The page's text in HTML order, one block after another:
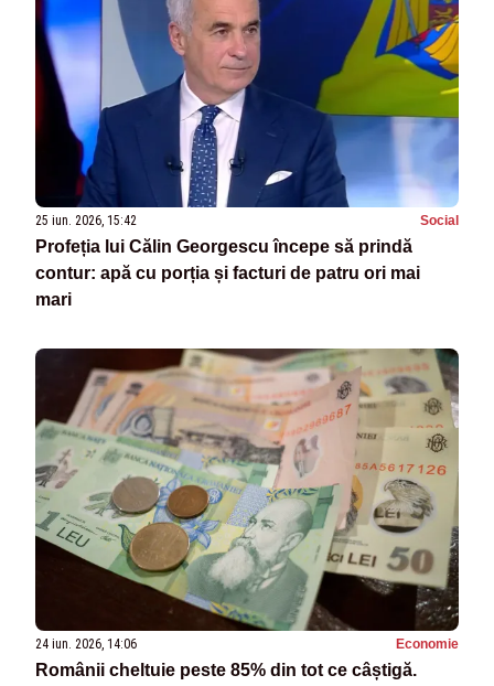
25 iun. 2026, 15:42 Social
Profeția lui Călin Georgescu începe să prindă
contur: apă cu porția și facturi de patru ori mai
mari
24 iun. 2026, 14:06 Economie
Românii cheltuie peste 85% din tot ce câștigă.